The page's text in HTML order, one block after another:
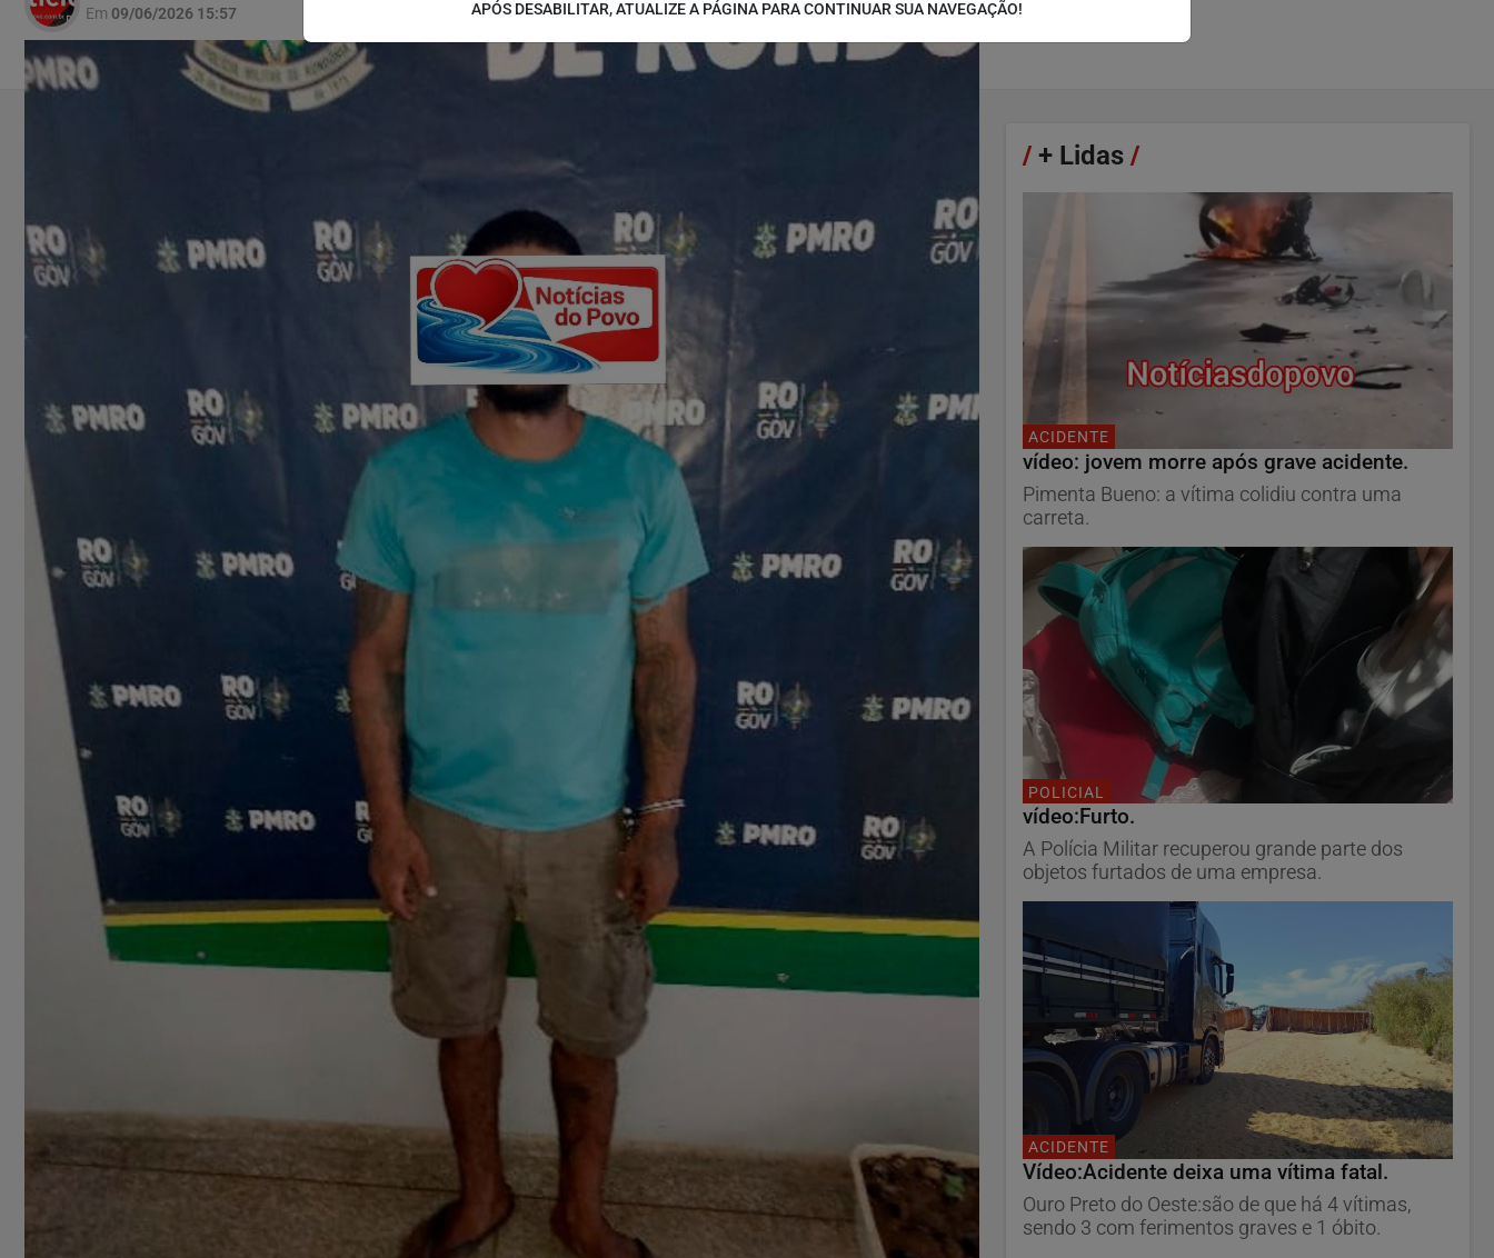
Em 09/06/2026 15:57
/+ Lidas /
ACIDENTE
vídeo: jovem morre após grave acidente.
Pimenta Bueno: a vítima colidiu contra uma
carreta.
POLICIAL
vídeo:Furto.
A Polícia Militar recuperou grande parte dos
objetos furtados de uma empresa.
ACIDENTE
Vídeo:Acidente deixa uma vítima fatal.
Ouro Preto do Oeste:são de que há 4 vítimas,
sendo 3 com ferimentos graves e 1 óbito.
APÓS DESABILITAR, ATUALIZE A PÁGINA PARA CONTINUAR SUA NAVEGAÇÃO!